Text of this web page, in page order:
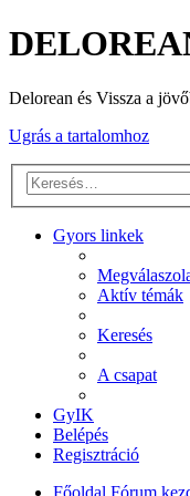
Delorean és Vissza a
Ugrás a tartalomhoz
Gyors linkek
Aktív témák
Keresés
A csapat
GyIK
Belépés
Regisztráció